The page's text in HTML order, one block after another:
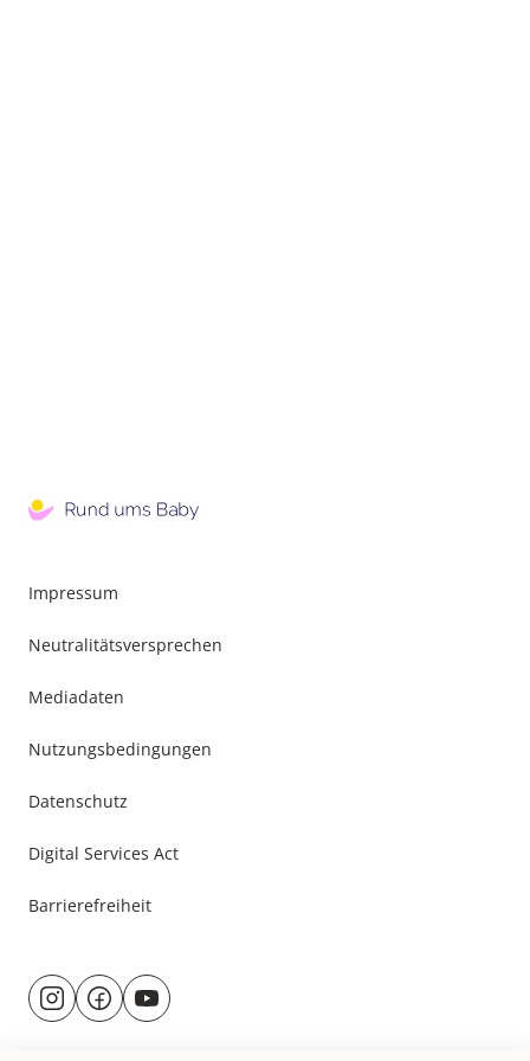
Impressum
Neutralitätsversprechen
Mediadaten
Nutzungsbedingungen
Datenschutz
Digital Services Act
Barrierefreiheit
Besuche
uns@rund.ums.baby
facebook.com/rundumsbaby.de
youtube.com/@rundumsbaby_